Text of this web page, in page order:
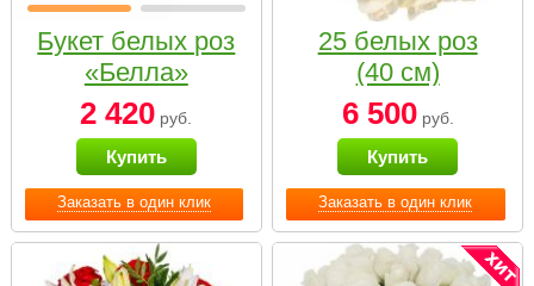
Заказать в один клик
Букет белых роз
«Белла»
2 420 руб.
Купить
Заказать в один клик
25 белых роз
(40 см)
6 500руб.
Купить